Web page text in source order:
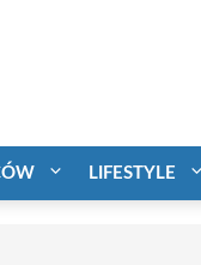
LIFESTYLE